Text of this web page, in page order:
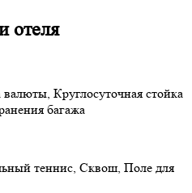
отеля
Круглосуточная стойка
багажа
теннис, Сквош, Поле для